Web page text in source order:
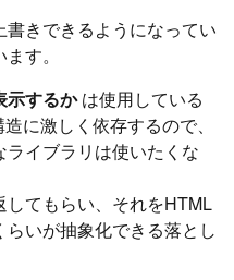
きできるようになってい
す。
示するかは使用している
に激しく依存するので、
イブラリは使いたくな
てもらい、それをHTML
いが抽象化できる落とし